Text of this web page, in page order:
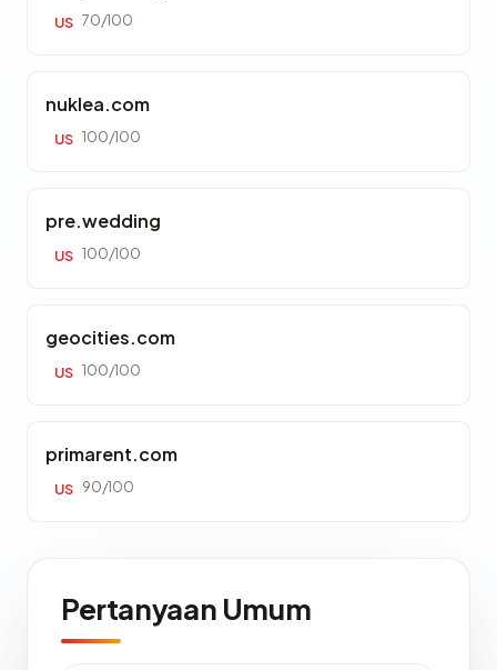
US 70/100
nuklea.com
US 100/100
pre.wedding
US 100/100
geocities.com
US 100/100
primarent.com
US 90/100
Pertanyaan Umum